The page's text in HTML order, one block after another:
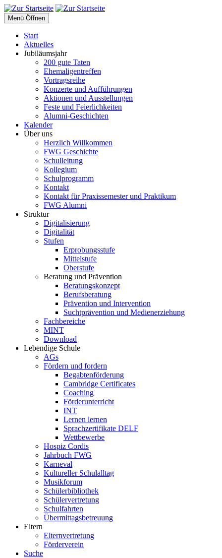
Menü Öffnen
Start
Aktuelles
Jubiläumsjahr
200 gute Taten
Ehemaligentreffen
Vortragsreihe
Konzerte und Aufführungen
Aktionen und Ausstellungen
Feste und Feierlichkeiten
Alumni-Geschichten
Kalender
Über uns
Herzlich Willkommen
FWG Geschichte
Schulleitung
Kollegium
Schulprogramm
Kontakt
Kontakt für Praxissemester und Praktikum
FWG Alumni
Struktur
Digitalisierung
Digitalität
Stufen
Erprobungsstufe
Mittelstufe
Oberstufe
Beratung und Prävention
Beratungskonzept
Berufsberatung
Prävention und Intervention
Suchtprävention und Medienerziehung
Fachbereiche
MINT
Download
Lebendige Schule
AGs
Fördern und fordern
Begabtenförderung
Cambridge Certificates
Coaching
Förderunterricht
INT
Lernen lernen
Sprachzertifikate DELF
Wettbewerbe
Hospiz Cordis
Jahrbuch FWG
Karneval
Kultureller Schulalltag
Musikforum
Schülerbibliothek
Schülervertretung
Schulfahrten
Übermittagsbetreuung
Eltern
Elternvertretung
Förderverein
Suche